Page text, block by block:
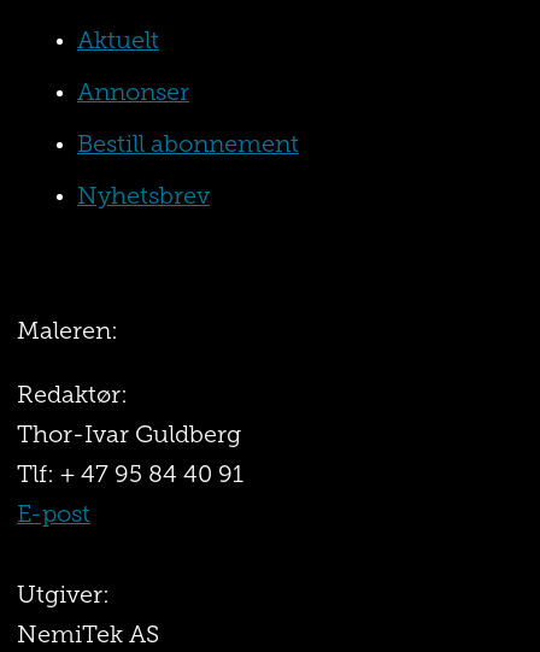
Aktuelt
Annonser
Bestill abonnement
Nyhetsbrev
Maleren:
Redaktør:
Thor-Ivar Guldberg
Tlf: + 47 95 84 40 91
E-post
Utgiver:
NemiTek AS